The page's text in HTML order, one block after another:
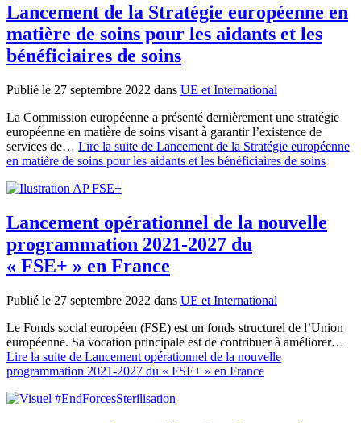
Lancement de la Stratégie européenne en
matière de soins pour les aidants et les
bénéficiaires de soins
Publié le 27 septembre 2022 dans UE et International
La Commission européenne a présenté dernièrement une stratégie
européenne en matière de soins visant à garantir l’existence de
services de… Lire la suite de Lancement de la Stratégie européenne
en matière de soins pour les aidants et les bénéficiaires de soins
Lancement opérationnel de la nouvelle
programmation 2021-2027 du
« FSE+ » en France
Publié le 27 septembre 2022 dans UE et International
Le Fonds social européen (FSE) est un fonds structurel de l’Union
européenne. Sa vocation principale est de contribuer à améliorer…
Lire la suite de Lancement opérationnel de la nouvelle
programmation 2021-2027 du « FSE+ » en France